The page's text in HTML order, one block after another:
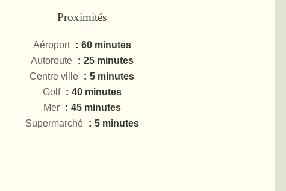
Proximités
Aéroport
60 minutes
Autoroute
25 minutes
Centre ville
5 minutes
Golf
40 minutes
Mer
45 minutes
Supermarché
5 minutes